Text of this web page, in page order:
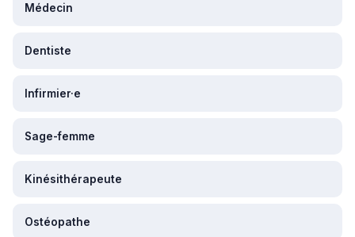
Médecin
Dentiste
Infirmier·e
Sage-femme
Kinésithérapeute
Ostéopathe